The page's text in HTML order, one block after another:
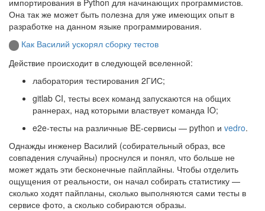
импортирования в Python для начинающих программистов.
Она так же может быть полезна для уже имеющих опыт в
разработке на данном языке программирования.
Как Василий ускорял сборку тестов
Действие происходит в следующей вселенной:
лаборатория тестирования 2ГИС;
gitlab CI, тесты всех команд запускаются на общих
раннерах, над которыми властвует команда IO;
e2e-тесты на различные BE-сервисы — python и vedro.
Однажды инженер Василий (собирательный образ, все
совпадения случайны) проснулся и понял, что больше не
может ждать эти бесконечные пайплайны. Чтобы отделить
ощущения от реальности, он начал собирать статистику —
сколько ходят пайпланы, сколько выполняются сами тесты в
сервисе фото, а сколько собираются образы.